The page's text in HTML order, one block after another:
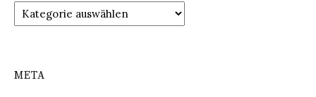
Kategorien
META